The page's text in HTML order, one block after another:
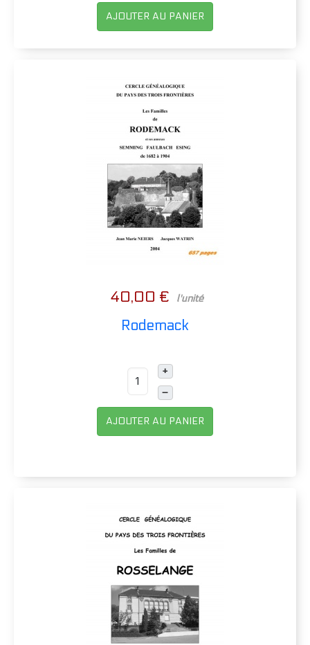
AJOUTER AU PANIER
40,00 € l'unité
Rodemack
+
–
AJOUTER AU PANIER